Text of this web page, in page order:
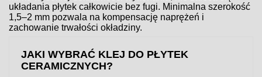
układania płytek całkowicie bez fugi. Minimalna szerokość
1,5–2 mm pozwala na kompensację naprężeń i
zachowanie trwałości okładziny.
JAKI WYBRAĆ KLEJ DO PŁYTEK
CERAMICZNYCH?